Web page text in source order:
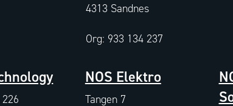
4313 Sandnes
Org: 933 134 237
NOS Elektro
Tangen 7